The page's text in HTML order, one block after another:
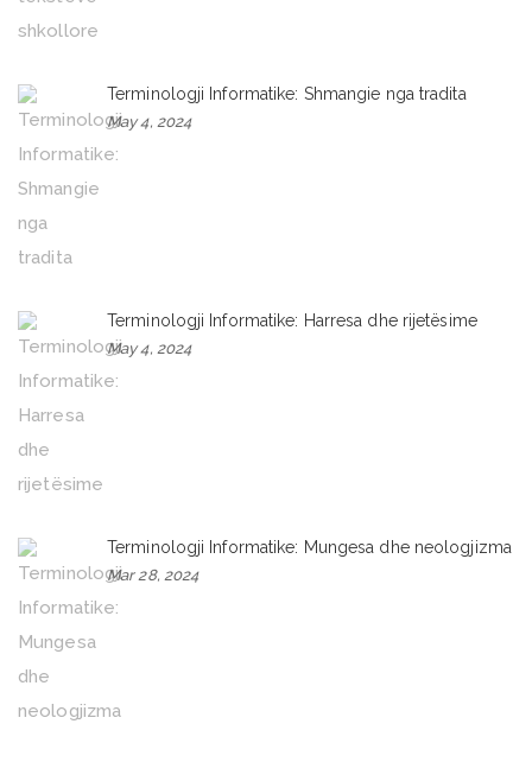
Terminologji Informatike: Shmangie nga tradita
May 4, 2024
Terminologji Informatike: Harresa dhe rijetësime
May 4, 2024
Terminologji Informatike: Mungesa dhe neologjizma
Mar 28, 2024